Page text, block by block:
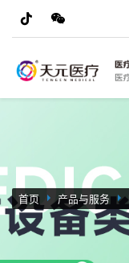
首页 产品与服务